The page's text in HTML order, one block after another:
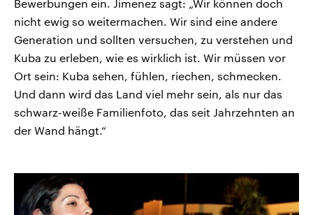
Bewerbungen ein. Jimenez sagt: „Wir können doch
nicht ewig so weitermachen. Wir sind eine andere
Generation und sollten versuchen, zu verstehen und
Kuba zu erleben, wie es wirklich ist. Wir müssen vor
Ort sein: Kuba sehen, fühlen, riechen, schmecken.
Und dann wird das Land viel mehr sein, als nur das
schwarz-weiße Familienfoto, das seit Jahrzehnten an
der Wand hängt.“